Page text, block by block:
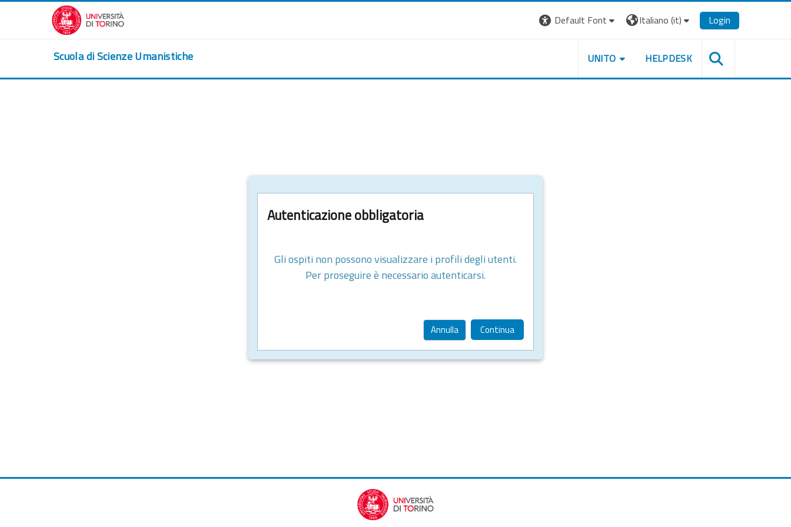
Vai al contenuto principale
Default Font
Italiano ‎(it)‎ Login
Scuola di Scienze Umanistiche UNITO HELPDESK
Autenticazione obbligatoria
Gli ospiti non possono visualizzare i profili degli utenti.
Per proseguire è necessario autenticarsi.
Annulla Continua